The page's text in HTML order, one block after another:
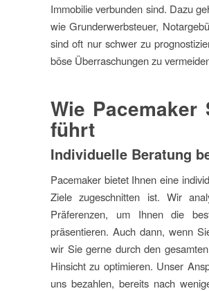
Immobilie verbunden sind. Dazu
wie Grunderwerbsteuer,
sind oft nur schwer zu
böse Überraschungen zu
Wie
führt
Individuelle Beratung
Pacemaker bietet Ihnen eine
Ziele zugeschnitten ist. Wir
Präferenzen, um Ihnen die
präsentieren. Auch dann, wenn
wir Sie gerne durch den
Hinsicht zu optimieren. Unser
uns bezahlen, bereits nach